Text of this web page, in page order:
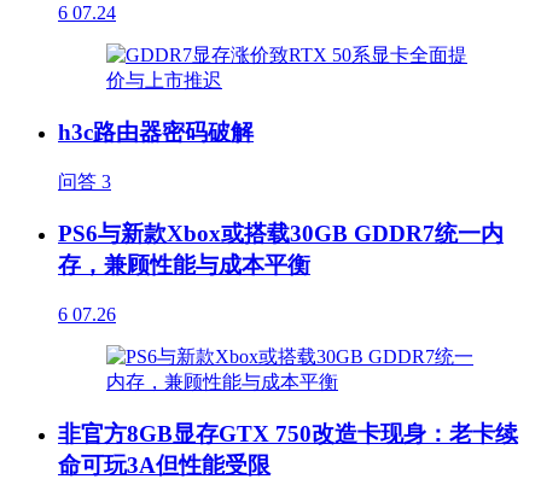
6 07.24
h3c路由器密码破解
问答 3
PS6与新款Xbox或搭载30GB GDDR7统一内
存，兼顾性能与成本平衡
6 07.26
非官方8GB显存GTX 750改造卡现身：老卡续
命可玩3A但性能受限